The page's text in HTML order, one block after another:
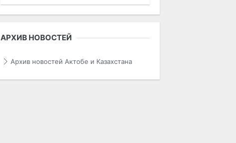
АРХИВ НОВОСТЕЙ
Архив новостей Актобе и Казахстана